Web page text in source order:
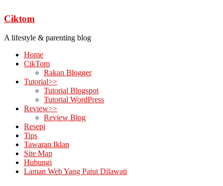
Ciktom
A lifestyle & parenting blog
Home
CikTom
Rakan Blogger
Tutorial>>
Tutorial Blogspot
Tutorial WordPress
Review>>
Review Blog
Resepi
Tips
Tawaran Iklan
Site Map
Hubungi
Laman Web Yang Patut Dilawati